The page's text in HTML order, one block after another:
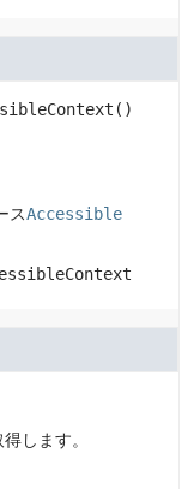
()
スAccessible
します。